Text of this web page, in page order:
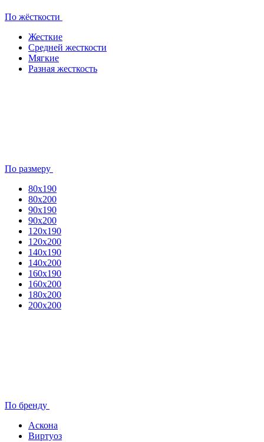
По жёсткости
Жесткие
Средней жесткости
Мягкие
Разная жесткость
По размеру
80x190
80х200
90х190
90х200
120х190
120х200
140х190
140х200
160х190
160х200
180х200
200х200
По бренду
Аскона
Виртуоз